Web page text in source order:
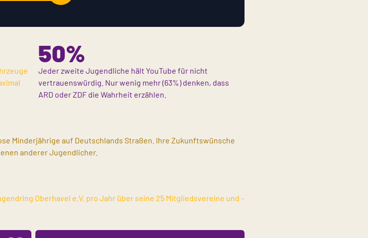
50%
Jeder zweite Jugendliche hält YouTube für nicht
vertrauenswürdig. Nur wenig mehr (63%) denken, dass
ARD oder ZDF die Wahrheit erzählen.
Minderjährige auf Deutschlands Straßen. Ihre Zukunftswünsche
anderer Jugendlicher.
Oberhavel e.V. pro Jahr über seine 25 Mitgliedsvereine und -